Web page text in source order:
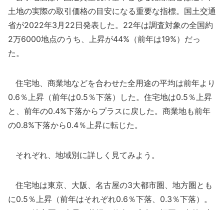
土地の実際の取引価格の目安になる重要な指標。国土交通
省が2022年3月22日発表した。22年は調査対象の全国約
2万6000地点のうち、上昇が44%（前年は19%）だっ
た。
住宅地、商業地などを合わせた全用途の平均は前年より
0.6％上昇（前年は0.5％下落）した。住宅地は0.5％上昇
と、前年の0.4%下落からプラスに戻した。商業地も前年
の0.8%下落から0.4％上昇に転じた。
それぞれ、地域別に詳しく見てみよう。
住宅地は東京、大阪、名古屋の3大都市圏、地方圏とも
に0.5％上昇（前年はそれぞれ0.6％下落、0.3％下落）。